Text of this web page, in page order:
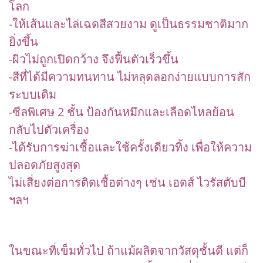
โลก
-ให้เส้นและไล่เฉดสีสวยงาม ดูเป็นธรรมชาติมาก
ยิ่งขึ้น
-ผิวไม่ถูกเปิดกว้าง จึงฟื้นตัวเร็วขึ้น
-สีที่ได้มีความทนทาน ไม่หลุดลอกง่ายแบบการสัก
ระบบเดิม
-ซีลพิเศษ 2 ชั้น ป้องกันหมึกและเลือดไหลย้อน
กลับไปตัวเครื่อง
-ได้รับการฆ่าเชื้อและใช้ครั้งเดียวทิ้ง เพื่อให้ความ
ปลอดภัยสูงสุด
ไม่เสี่ยงต่อการติดเชื้อต่างๆ เช่น เอดส์ ไวรัสตับบี
ฯลฯ
ในขณะที่เข็มทั่วไป ถ้าแม้ผลิตจากวัสดุชั้นดี แต่ก็